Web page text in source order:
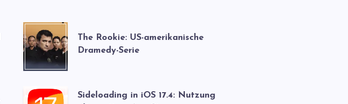
The Rookie: US-amerikanische
Dramedy-Serie
Sideloading in iOS 17.4: Nutzung